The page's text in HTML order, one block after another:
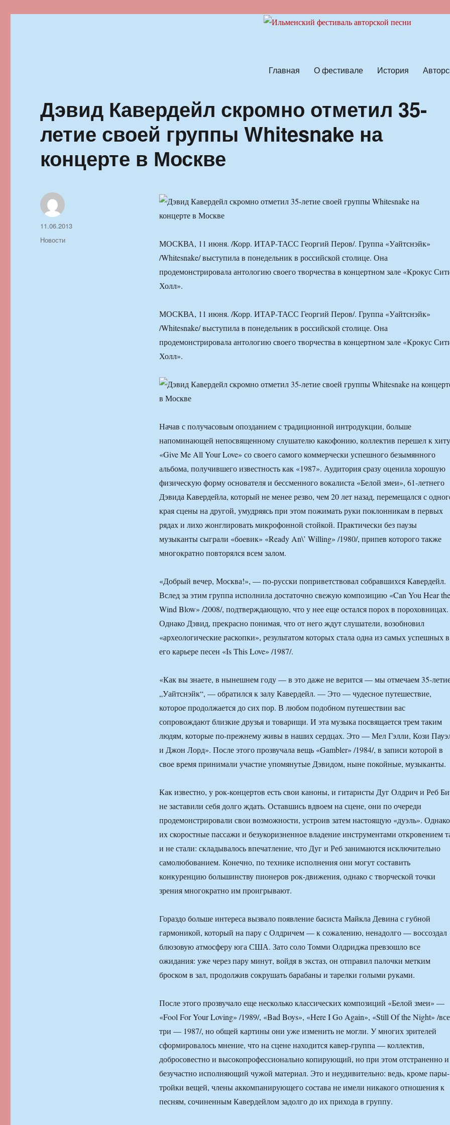
Главная О фестивале История
Дэвид Кавердейл скромно отметил 35-
летие своей группы Whitesnake на
концерте в Москве
МОСКВА, 11 июня. /Корр. ИТАР-ТАСС Георгий Перов/. Группа «Уайтснэйк»
/Whitesnake/ выступила в понедельник в российской столице. Она
продемонстрировала антологию своего творчества в концертном зале «Крокус
Холл».
МОСКВА, 11 июня. /Корр. ИТАР-ТАСС Георгий Перов/. Группа «Уайтснэйк»
/Whitesnake/ выступила в понедельник в российской столице. Она
продемонстрировала антологию своего творчества в концертном зале «Крокус
Холл».
Начав с получасовым опозданием с традиционной интродукции, больше
напоминающей непосвященному слушателю какофонию, коллектив перешел к хиту
«Give Me All Your Love» со своего самого коммерчески успешного безымянного
альбома, получившего известность как «1987». Аудитория сразу оценила хорошую
физическую форму основателя и бессменного вокалиста «Белой змеи», 61-летнего
Дэвида Кавердейла, который не менее резво, чем 20 лет назад, перемещался с
края сцены на другой, умудряясь при этом пожимать руки поклонникам в первых
рядах и лихо жонглировать микрофонной стойкой. Практически без паузы
музыканты сыграли «боевик» «Ready An\’ Willing» /1980/, припев которого также
многократно повторялся всем залом.
«Добрый вечер, Москва!», — по-русски поприветствовал собравшихся Кавердейл.
Вслед за этим группа исполнила достаточно свежую композицию «Can You Hear the
Wind Blow» /2008/, подтверждающую, что у нее еще остался порох в пороховницах.
Однако Дэвид, прекрасно понимая, что от него ждут слушатели, возобновил
«археологические раскопки», результатом которых стала одна из самых успешных в
его карьере песен «Is This Love» /1987/.
«Как вы знаете, в нынешнем году — в это даже не верится — мы отмечаем 35-
„Уайтснэйк“, — обратился к залу Кавердейл. — Это — чудесное путешествие,
которое продолжается до сих пор. В любом подобном путешествии вас
сопровождают близкие друзья и товарищи. И эта музыка посвящается трем таким
людям, которые по-прежнему живы в наших сердцах. Это — Мел Гэлли, Кози
и Джон Лорд». После этого прозвучала вещь «Gambler» /1984/, в записи которой в
свое время принимали участие упомянутые Дэвидом, ныне покойные, музыканты.
Как известно, у рок-концертов есть свои каноны, и гитаристы Дуг Олдрич и Реб
не заставили себя долго ждать. Оставшись вдвоем на сцене, они по очереди
продемонстрировали свои возможности, устроив затем настоящую «дуэль». Однако
их скоростные пассажи и безукоризненное владение инструментами откровением
и не стали: складывалось впечатление, что Дуг и Реб занимаются исключительно
самолюбованием. Конечно, по технике исполнения они могут составить
конкуренцию большинству пионеров рок-движения, однако с творческой точки
зрения многократно им проигрывают.
Гораздо больше интереса вызвало появление басиста Майкла Девина с губной
гармоникой, который на пару с Олдричем — к сожалению, ненадолго — воссоздал
блюзовую атмосферу юга США. Зато соло Томми Олдриджа превзошло все
ожидания: уже через пару минут, войдя в экстаз, он отправил палочки метким
броском в зал, продолжив сокрушать барабаны и тарелки голыми руками.
После этого прозвучало еще несколько классических композиций «Белой змеи» —
«Fool For Your Loving» /1989/, «Bad Boys», «Here I Go Again», «Still Of the Night» /все
три — 1987/, но общей картины они уже изменить не могли. У многих зрителей
сформировалось мнение, что на сцене находится кавер-группа — коллектив,
добросовестно и высокопрофессионально копирующий, но при этом отстраненно и
безучастно исполняющий чужой материал. Это и неудивительно: ведь, кроме пары-
тройки вещей, члены аккомпанирующего состава не имели никакого отношения к
песням, сочиненным Кавердейлом задолго до их прихода в группу.
Автор
Опубликовано
11.06.2013
Рубрики
Новости